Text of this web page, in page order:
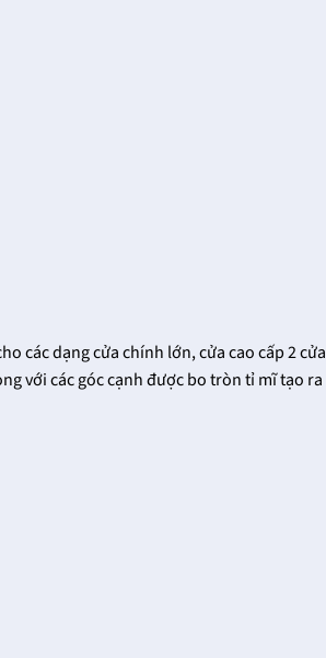
các dạng cửa chính lớn, cửa cao cấp 2 cửa
với các góc cạnh được bo tròn tỉ mĩ tạo ra